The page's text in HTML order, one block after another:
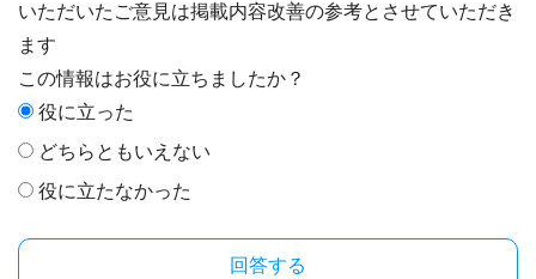
いただいたご意見は掲載内容改善の参考とさせていただき
ます
この情報はお役に立ちましたか？
役に立った
どちらともいえない
役に立たなかった